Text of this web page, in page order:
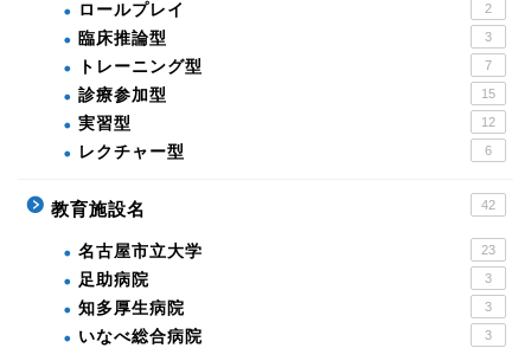
ロールプレイ 2
臨床推論型 3
トレーニング型 7
診療参加型 15
実習型 12
レクチャー型 6
教育施設名 42
名古屋市立大学 23
足助病院 3
知多厚生病院 3
いなべ総合病院 3